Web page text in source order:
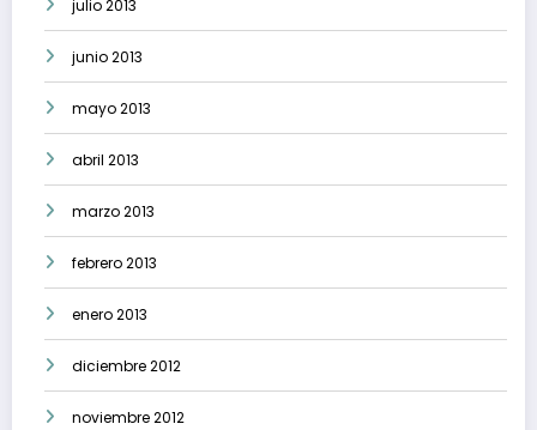
julio 2013
junio 2013
mayo 2013
abril 2013
marzo 2013
febrero 2013
enero 2013
diciembre 2012
noviembre 2012